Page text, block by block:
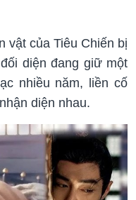
vật của Tiêu Chiến bị
diện đang giữ một
nhiều năm, liền cố
diện nhau.